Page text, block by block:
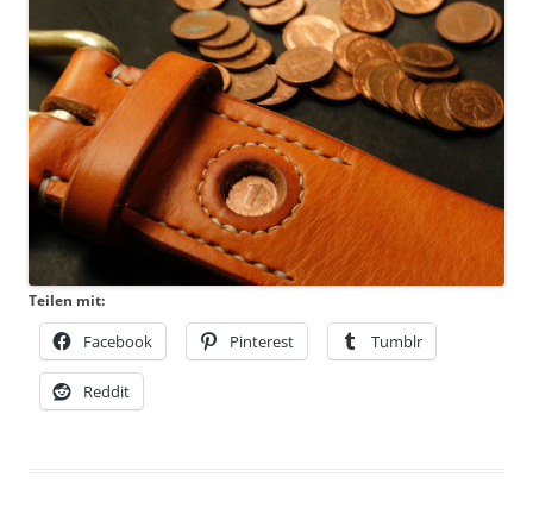
Teilen mit:
Facebook Pinterest Tumblr
Reddit